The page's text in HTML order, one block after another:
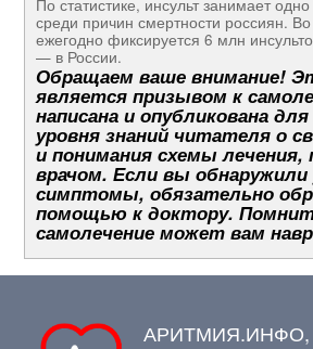
По статистике, инсульт занимает
среди причин смертности россиян.
ежегодно фиксируется 6 млн
— в России.
Обращаем ваше внимание!
является призывом к
написана и опубликована
уровня знаний читателя о
и понимания схемы лечения,
врачом. Если вы обнаружили
симптомы, обязательно
помощью к доктору.
самолечение может вам
АРИТМИЯ.ИНФО,